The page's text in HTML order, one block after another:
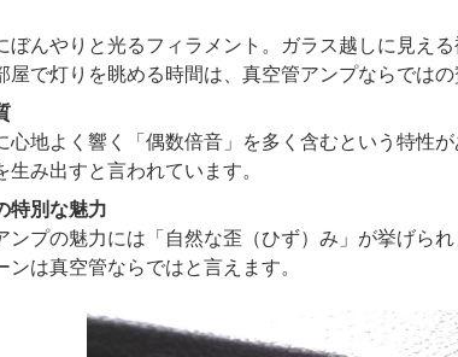
んやりと光るフィラメント。ガラス越しに見え
で灯りを眺める時間は、真空管アンプならではの
心地よく響く「偶数倍音」を多く含むという特性
生み出すと言われています。
特別な魅力
ンプの魅力には「自然な歪（ひず）み」が挙げら
は真空管ならではと言えます。